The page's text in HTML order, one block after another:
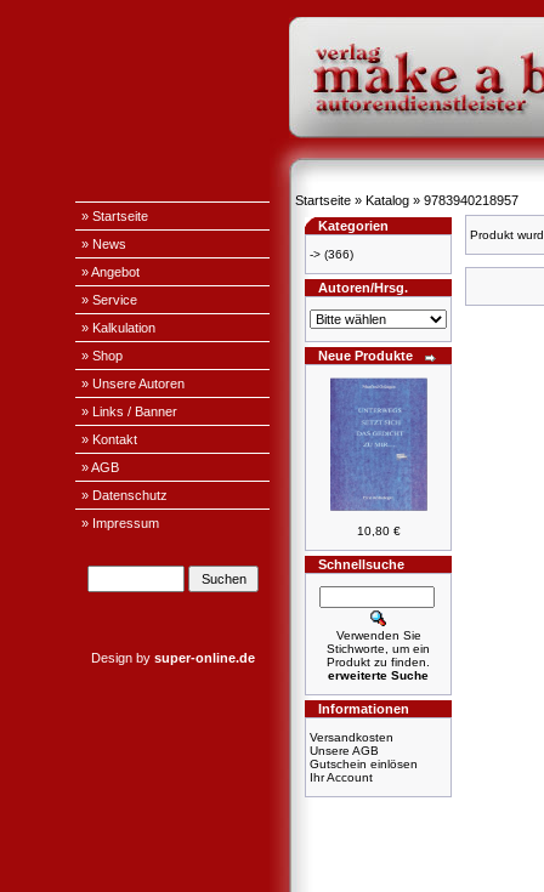
» Startseite
» News
» Angebot
» Service
» Kalkulation
» Shop
» Unsere Autoren
» Links / Banner
» Kontakt
» AGB
» Datenschutz
» Impressum
Design by super-online.de
Startseite » Katalog » 9783940218957
Kategorien
-> (366)
Autoren/Hrsg.
Neue Produkte
10,80 €
Schnellsuche
Verwenden Sie
Stichworte, um ein
Produkt zu finden.
erweiterte Suche
Informationen
Versandkosten
Unsere AGB
Gutschein einlösen
Ihr Account
Produkt